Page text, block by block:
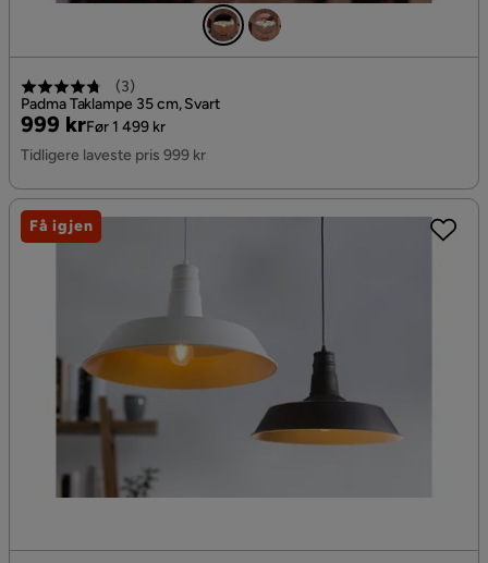
(3)
Padma Taklampe 35 cm, Svart
Pris
999 kr
Original
Pris
Før 1 499 kr
Tidligere laveste pris 999 kr
Få igjen